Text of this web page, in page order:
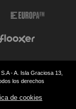
- A. Isla Graciosa 13,
los derechos
de cookies